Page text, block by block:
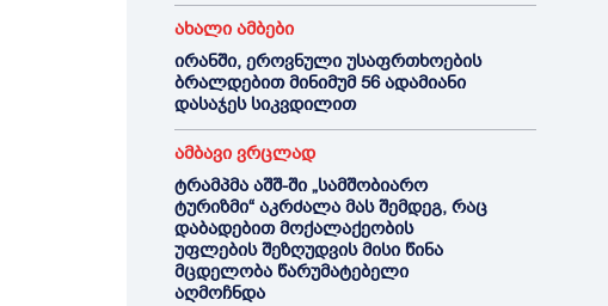
ახალი ამბები
ირანში, ეროვნული უსაფრთხოების
ბრალდებით მინიმუმ 56 ადამიანი
დასაჯეს სიკვდილით
ამბავი ვრცლად
ტრამპმა აშშ-ში „სამშობიარო
ტურიზმი“ აკრძალა მას შემდეგ, რაც
დაბადებით მოქალაქეობის
უფლების შეზღუდვის მისი წინა
მცდელობა წარუმატებელი
აღმოჩნდა